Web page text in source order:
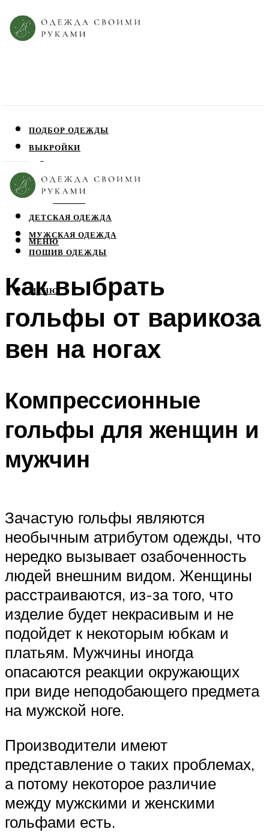
ПОДБОР ОДЕЖДЫ
ВЫКРОЙКИ
ЮБКИ
ДЕТСКАЯ ОДЕЖДА
МУЖСКАЯ ОДЕЖДА
ПОШИВ ОДЕЖДЫ
МЕНЮ
МЕНЮ
Как выбрать
гольфы от варикоза
вен на ногах
Компрессионные
гольфы для женщин и
мужчин
Зачастую гольфы являются
необычным атрибутом одежды, что
нередко вызывает озабоченность
людей внешним видом. Женщины
расстраиваются, из-за того, что
изделие будет некрасивым и не
подойдет к некоторым юбкам и
платьям. Мужчины иногда
опасаются реакции окружающих
при виде неподобающего предмета
на мужской ноге.
Производители имеют
представление о таких проблемах,
а потому некоторое различие
между мужскими и женскими
гольфами есть.